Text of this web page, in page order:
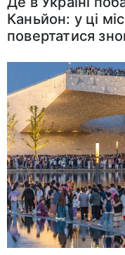
Каньйон: у ці
повертатися